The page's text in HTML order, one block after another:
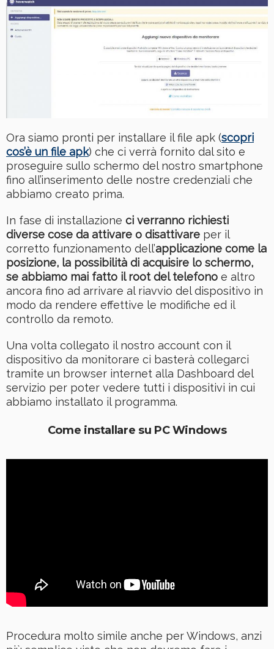
Ora siamo pronti per installare il file apk (scopri
cos’è un file apk) che ci verrà fornito dal sito e
proseguire sullo schermo del nostro smartphone
fino all’inserimento delle nostre credenziali che
abbiamo creato prima.
In fase di installazione ci verranno richiesti
diverse cose da attivare o disattivare per il
corretto funzionamento dell’applicazione come la
posizione, la possibilità di acquisire lo schermo,
se abbiamo mai fatto il root del telefono e altro
ancora fino ad arrivare al riavvio del dispositivo in
modo da rendere effettive le modifiche ed il
controllo da remoto.
Una volta collegato il nostro account con il
dispositivo da monitorare ci basterà collegarci
tramite un browser internet alla Dashboard del
servizio per poter vedere tutti i dispositivi in cui
abbiamo installato il programma.
Come installare su PC Windows
Procedura molto simile anche per Windows, anzi